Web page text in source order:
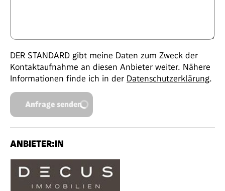
DER STANDARD gibt meine Daten zum Zweck der
Kontaktaufnahme an diesen Anbieter weiter. Nähere
Informationen finde ich in der Datenschutzerklärung.
Anfrage senden
ANBIETER:IN